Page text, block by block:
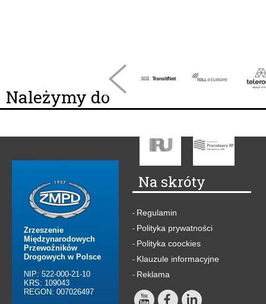
Należymy do
Zrzeszenie
Międzynarodowych
Przewoźników
Drogowych w Polsce
NIP: 522-000-21-10
KRS: 109043
REGON: 007026497
Na skróty
- Regulamin
- Polityka prywatności
- Polityka coockies
- Klauzule informacyjne
- Reklama